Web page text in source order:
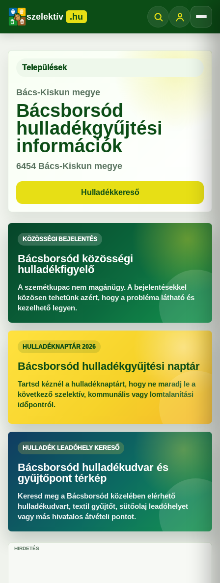
szelektív .hu
Települések
Bács-Kiskun megye
Bácsborsód
hulladékgyűjtési
információk
6454 Bács-Kiskun megye
Hulladékkereső
KÖZÖSSÉGI BEJELENTÉS
Bácsborsód közösségi
hulladékfigyelő
A szemétkupac nem magánügy. A bejelentésekkel
közösen tehetünk azért, hogy a probléma látható és
kezelhető legyen.
HULLADÉKNAPTÁR 2026
Bácsborsód hulladékgyűjtési naptár
Tartsd kéznél a hulladéknaptárt, hogy ne maradj le a
következő szelektív, kommunális vagy lomtalanítási
időpontról.
HULLADÉK LEADÓHELY KERESŐ
Bácsborsód hulladékudvar és
gyűjtőpont térkép
Keresd meg a Bácsborsód közelében elérhető
hulladékudvart, textil gyűjtőt, sütőolaj leadóhelyet
vagy más hivatalos átvételi pontot.
HIRDETÉS